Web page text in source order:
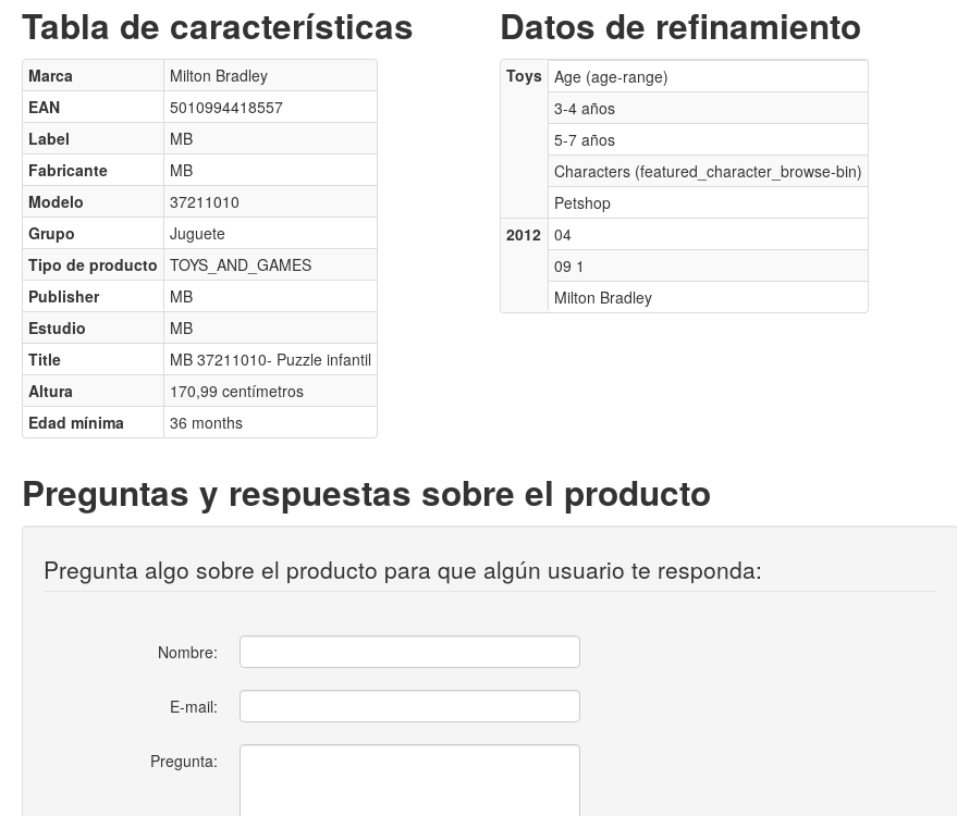
Tabla de características
Marca
Milton Bradley
EAN
5010994418557
Label
MB
Fabricante
MB
Modelo
37211010
Grupo
Juguete
Tipo de producto TOYS_AND_GAMES
Publisher
MB
Estudio
MB
Title
MB 37211010- Puzzle infantil
Altura
170,99 centímetros
Edad mínima
36 months
Datos de refinamiento
Toys Age (age-range)
3-4 años
5-7 años
Characters (featured_character_browse-bin)
Petshop
2012
04
09 1
Milton Bradley
Preguntas y respuestas sobre el producto
Pregunta algo sobre el producto para que algún usuario te responda:
Nombre:
E-mail:
Pregunta: